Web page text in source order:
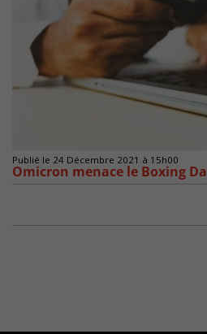
Publié le 24 Décembre 2021 à 15h00
Omicron menace le Boxing